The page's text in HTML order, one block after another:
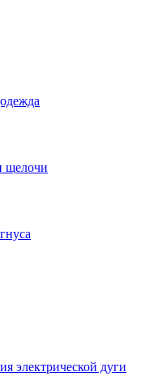
щелочи
электрической дуги